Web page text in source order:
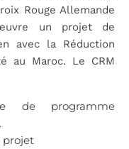
Rouge Allemande
un projet de
avec la Réduction
au Maroc. Le CRM
de programme
projet